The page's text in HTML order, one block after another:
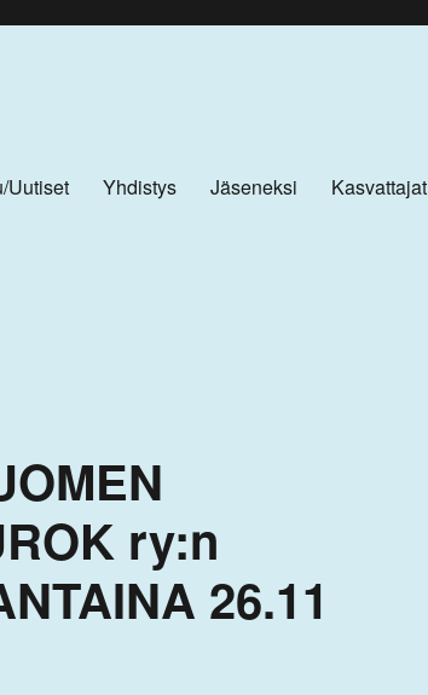
Uutiset Yhdistys Jäseneksi Kasvattajat
ry:n
26.11